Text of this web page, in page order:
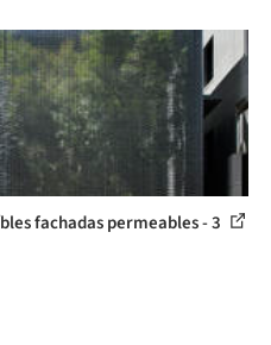
fachadas permeables - 3